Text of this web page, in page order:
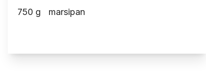
750 g marsipan